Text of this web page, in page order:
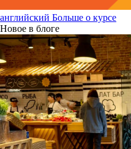
английский Больше о курсе
Новое в блоге